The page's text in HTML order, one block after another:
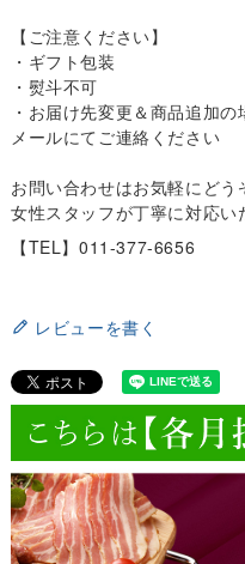
【ご注意ください】
・ギフト包装
・熨斗不可
・お届け先変更＆商品追加
メールにてご連絡ください
お問い合わせはお気軽にどう
女性スタッフが丁寧に対応い
【TEL】011-377-6656
レビューを書く